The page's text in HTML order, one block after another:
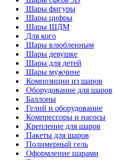
Шары фигуры
Шары цифры
Шары ШДМ
Для кого
Шары влюбленным
Шары девушке
Шары для детей
Шары мужчине
Композиции из шаров
Оборудование для шаров
Баллоны
Гелий и оборудование
Компрессоры и насосы
Крепление для шаров
Пакеты для шаров
Полимерный гель
Оформление шарами